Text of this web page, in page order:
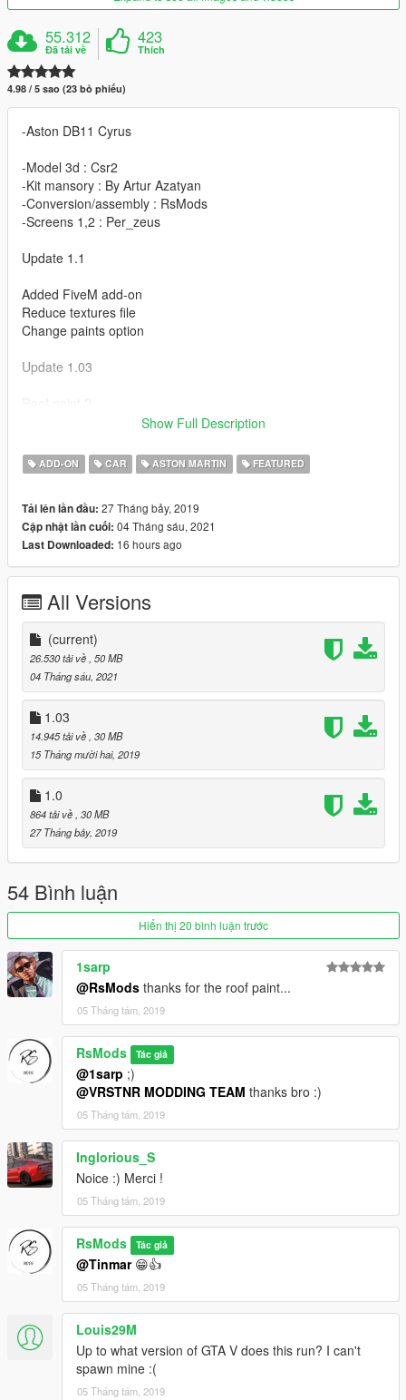
55.312
Đã tải về
423
Thích
4.98 / 5 sao (23 bỏ phiếu)
-Aston DB11 Cyrus
-Model 3d : Csr2
-Kit mansory : By Artur Azatyan
-Conversion/assembly : RsMods
-Screens 1,2 : Per_zeus
Update 1.1
Added FiveM add-on
Reduce textures file
Change paints option
Update 1.03
Features
-Working/hands on the steering wheel
-Breakable/tintable glass
-Animation engine/exhaust
-Working lights/dials (race)
Paints
-1-body
-2-interior
-4-calipers, roof
-6-stitch
Works properly with an updated game!
Instruction in the archive.
Enjoy :)
Show Full Description
ADD-ON CAR ASTON MARTIN FEATURED
Tải lên lần đầu: 27 Tháng bảy, 2019
Cập nhật lần cuối: 04 Tháng sáu, 2021
Last Downloaded: 16 hours ago
All Versions
(current)
26.530 tải về, 50 MB
04 Tháng sáu, 2021
1.03
14.945 tải về, 30 MB
15 Tháng mười hai, 2019
1.0
864 tải về, 30 MB
27 Tháng bảy, 2019
54 Bình luận
Hiển thị 20 bình luận trước
1sarp
@RsMods thanks for the roof paint...
05 Tháng tám, 2019
RsMods Tác giả
@1sarp ;)
@VRSTNR MODDING TEAM thanks bro :)
05 Tháng tám, 2019
Inglorious_S
Noice :) Merci !
05 Tháng tám, 2019
RsMods Tác giả
@Tinmar😁👍
05 Tháng tám, 2019
Louis29M
Up to what version of GTA V does this run? I can't
spawn mine :(
05 Tháng tám, 2019